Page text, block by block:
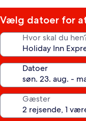
Vælg datoer for
Hvor skal du
Datoer
Gæster